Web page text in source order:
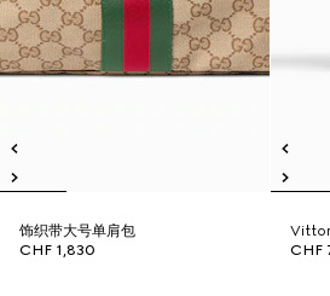
饰织带大号单肩包
CHF 1,830
CHF